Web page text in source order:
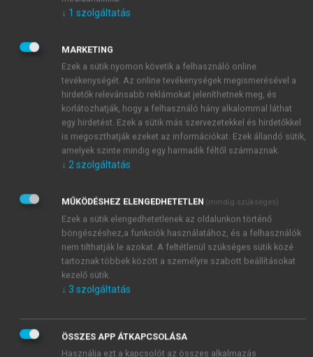
harmincas éveiben a fémolvadékok szerkezetét is
golyósokasággal modellezte. Bernal egy rugalmas
hálót sok (kb. 400) egyforma acél csapágygolyóval
töltött meg. A golyókat nem rendezte el, csak
egyszerűen egymásra dobálta, végül a hálót szorosra
húzta. Azt tapasztalta, hogy az így egymásra dobált
golyósokaság térfogata mindössze 15–20%-kal
nagyobb annál a térfogatnál, amelyet ugyanennyi
golyó a szoros, kristályos rendbe rakva töltene ki. Ez
a térfogatváltozás jól egyezik a fémek olvadásakor
mérhető térfogat-növekedéssel.
↓ 1 szolgáltatás
MARKETING
Ezek a sütik nyomon követik a felhasználó online
tevékenységét. Az online tevékenységek megismerésével a
hirdetők relevánsabb reklámokat jeleníthetnek meg, és
korlátozhatják, hogy a felhasználó hány alkalommal láthat
egy hirdetést. Ezek a sütik más szervezetekkel és hirdetőkkel
is megoszthatják ezeket az információkat. Ezek állandó sütik,
amelyek szinte mindig egy harmadik féltől származnak.
↓ 2 szolgáltatás
MŰKÖDÉSHEZ ELENGEDHETETLEN (mindig szükséges)
Ezek a sütik elengedhetetlenek az oldalunkon történő
böngészéshez,a funkciók használatához, és a felhasználók
nem tilthatják le azokat. A feltétlenül szükséges sütik közé
tartoznak többek között a személyre szabott beállításokat
kezelő sütik.
↓ 3 szolgáltatás
ÖSSZES APP ÁTKAPCSOLÁSA
Használja ezt a kapcsolót az összes alkalmazás